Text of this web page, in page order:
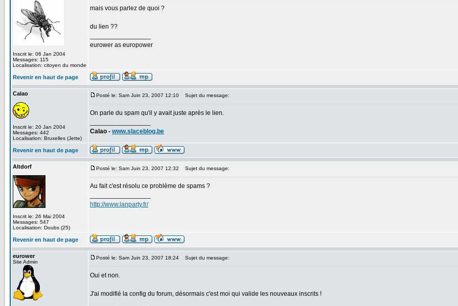
Inscrit le: 06 Jan 2004
Messages: 115
Localisation: citoyen du monde
mais vous parlez de quoi ?
du lien ??
eurower as europower
Revenir en haut de page
Calao
Inscrit le: 20 Jan 2004
Messages: 442
Localisation: Bruxelles (Jette)
Posté le: Sam Juin 23, 2007 12:10 Sujet du message:
On parle du spam qu'il y avait juste après le lien.
Calao - www.slaceblog.be
Revenir en haut de page
Altdorf
Inscrit le: 26 Mai 2004
Messages: 547
Localisation: Doubs (25)
Posté le: Sam Juin 23, 2007 12:32 Sujet du message:
Au fait c'est résolu ce problème de spams ?
http://www.lanparty.fr/
Revenir en haut de page
eurower
Site Admin
Posté le: Sam Juin 23, 2007 18:24 Sujet du message:
Oui et non.
J'ai modifié la config du forum, désormais c'est moi qui valide les nouveaux inscrits !